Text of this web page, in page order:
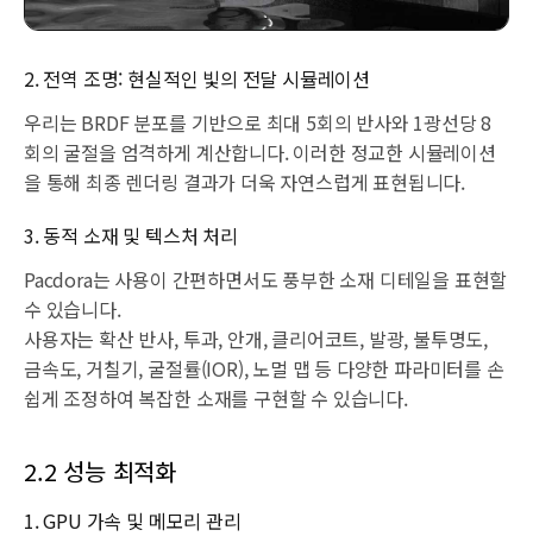
2. 전역 조명: 현실적인 빛의 전달 시뮬레이션
우리는 BRDF 분포를 기반으로 최대 5회의 반사와 1광선당 8
회의 굴절을 엄격하게 계산합니다. 이러한 정교한 시뮬레이션
을 통해 최종 렌더링 결과가 더욱 자연스럽게 표현됩니다.
3. 동적 소재 및 텍스처 처리
Pacdora는 사용이 간편하면서도 풍부한 소재 디테일을 표현할
수 있습니다.
사용자는 확산 반사, 투과, 안개, 클리어코트, 발광, 불투명도,
금속도, 거칠기, 굴절률(IOR), 노멀 맵 등 다양한 파라미터를 손
쉽게 조정하여 복잡한 소재를 구현할 수 있습니다.
2.2 성능 최적화
1. GPU 가속 및 메모리 관리